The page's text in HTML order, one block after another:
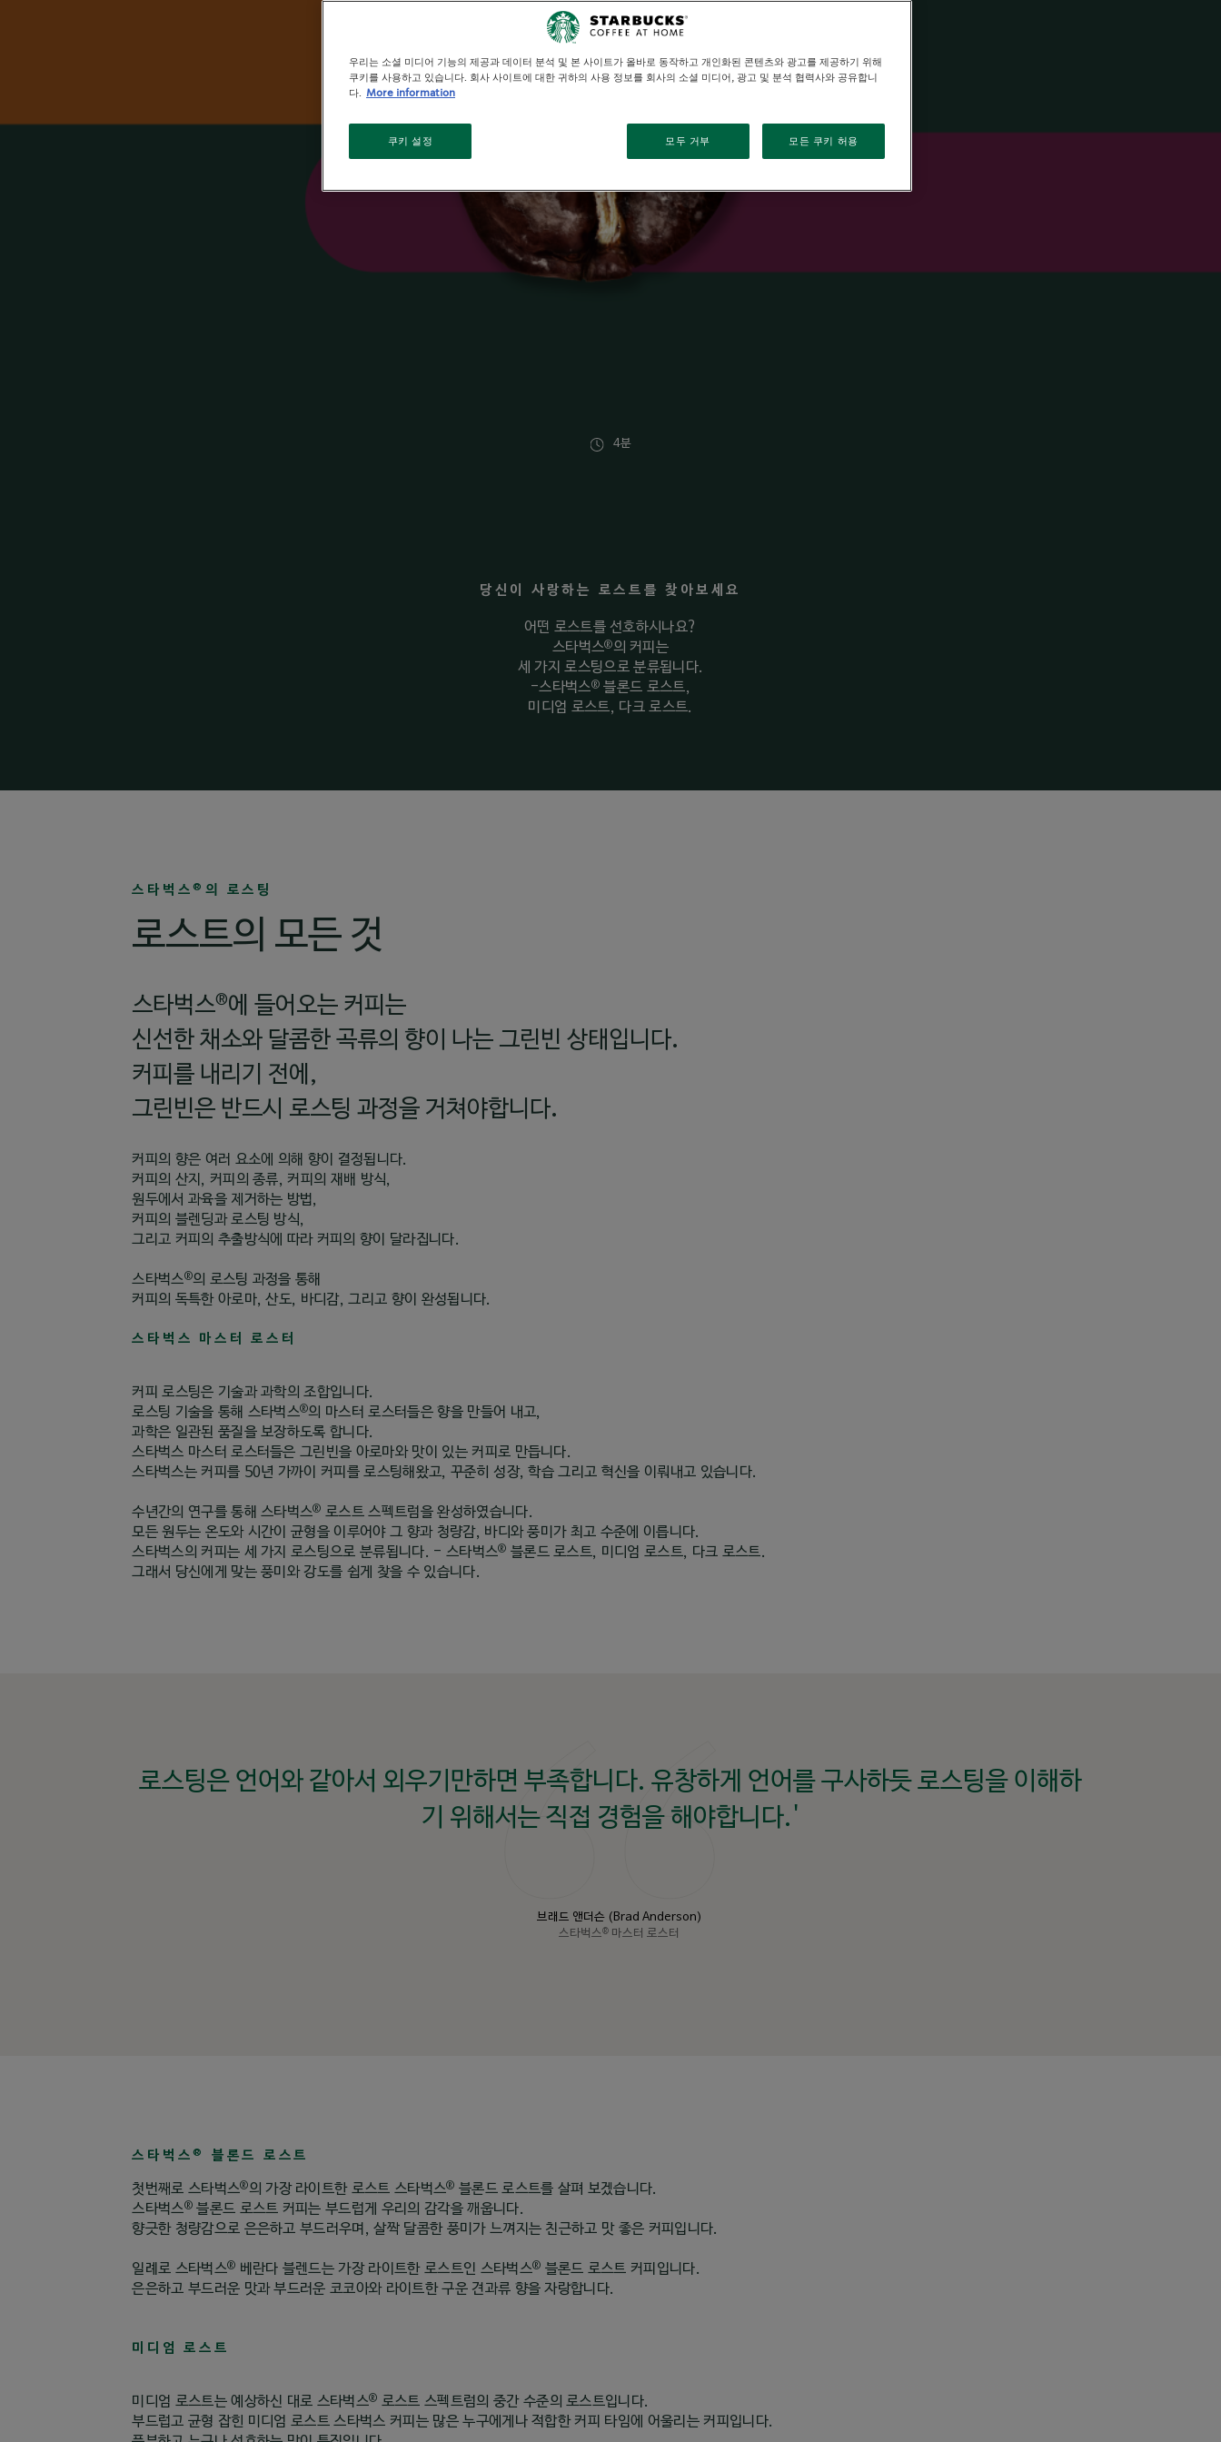
스타벅스
로스트 스펙트럼
4분
당신이 사랑하는 로스트를 찾아보세요
어떤 로스트를 선호하시나요?
스타벅스®의 커피는
세 가지 로스팅으로 분류됩니다.
-스타벅스® 블론드 로스트,
미디엄 로스트, 다크 로스트.
스타벅스 ® 의 로스팅
로스트의 모든 것
스타벅스®에 들어오는 커피는
신선한 채소와 달콤한 곡류의 향이 나는 그린빈 상태입니다.
커피를 내리기 전에,
그린빈은 반드시 로스팅 과정을 거쳐야합니다.
커피의 향은 여러 요소에 의해 향이 결정됩니다.
커피의 산지, 커피의 종류, 커피의 재배 방식,
원두에서 과육을 제거하는 방법,
커피의 블렌딩과 로스팅 방식,
그리고 커피의 추출방식에 따라 커피의 향이 달라집니다.
스타벅스®의 로스팅 과정을 통해
커피의 독특한 아로마, 산도, 바디감, 그리고 향이 완성됩니다.
스타벅스 마스터 로스터
커피 로스팅은 기술과 과학의 조합입니다.
로스팅 기술을 통해 스타벅스®의 마스터 로스터들은 향을 만들어 내고,
과학은 일관된 품질을 보장하도록 합니다.
스타벅스 마스터 로스터들은 그린빈을 아로마와 맛이 있는 커피로 만듭니다.
스타벅스는 커피를 50년 가까이 커피를 로스팅해왔고, 꾸준히 성장, 학습 그리고 혁신을 이뤄내고 있습니다.
수년간의 연구를 통해 스타벅스® 로스트 스펙트럼을 완성하였습니다.
모든 원두는 온도와 시간이 균형을 이루어야 그 향과 청량감, 바디와 풍미가 최고 수준에 이릅니다.
스타벅스의 커피는 세 가지 로스팅으로 분류됩니다. - 스타벅스® 블론드 로스트, 미디엄 로스트, 다크 로스트.
그래서 당신에게 맞는 풍미와 강도를 쉽게 찾을 수 있습니다.
로스팅은 언어와 같아서 외우기만하면 부족합니다. 유창하게 언어를 구사하듯 로스팅을 이해하
기 위해서는 직접 경험을 해야합니다.'
브래드 앤더슨 (Brad Anderson)
스타벅스® 마스터 로스터
스타벅스 ® 블론드 로스트
첫번째로 스타벅스®의 가장 라이트한 로스트 스타벅스® 블론드 로스트를 살펴 보겠습니다.
스타벅스®블론드 로스트 커피는 부드럽게 우리의 감각을 깨웁니다.
향긋한 청량감으로 은은하고 부드러우며, 살짝 달콤한 풍미가 느껴지는 친근하고 맛 좋은 커피입니다.
일례로 스타벅스® 베란다 블렌드는 가장 라이트한 로스트인 스타벅스® 블론드 로스트 커피입니다.
은은하고 부드러운 맛과 부드러운 코코아와 라이트한 구운 견과류 향을 자랑합니다.
미디엄 로스트
미디엄 로스트는 예상하신 대로 스타벅스® 로스트 스펙트럼의 중간 수준의 로스트입니다.
부드럽고 균형 잡힌 미디엄 로스트 스타벅스 커피는 많은 누구에게나 적합한 커피 타임에 어울리는 커피입니다.
우리는 소셜 미디어 기능의 제공과 데이터 분석 및 본 사이트가 올바로 동작하고 개인화된 콘텐츠와 광고를 제공하기 위해
쿠키를 사용하고 있습니다. 회사 사이트에 대한 귀하의 사용 정보를 회사의 소셜 미디어, 광고 및 분석 협력사와 공유합니
다.
More information
모두 거부 모든 쿠키 허용
쿠키 설정